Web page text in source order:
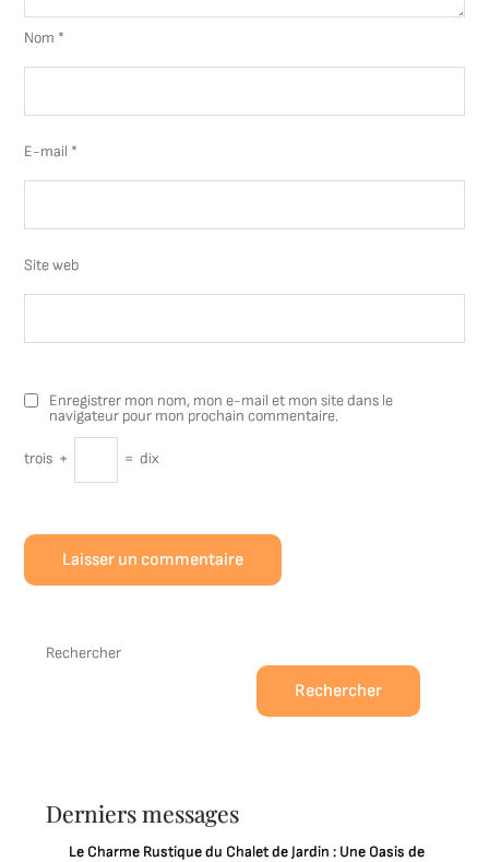
Nom *
E-mail *
Site web
Enregistrer mon nom, mon e-mail et mon site dans le
navigateur pour mon prochain commentaire.
trois + = dix
Rechercher
Rechercher
Derniers messages
Le Charme Rustique du Chalet de Jardin : Une Oasis de